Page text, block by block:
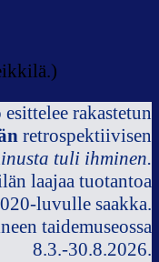
rakastetun
retrospektiivisen
tuli ihminen.
laajaa tuotantoa
luvulle saakka.
taidemuseossa
8.3.-30.8.2026.